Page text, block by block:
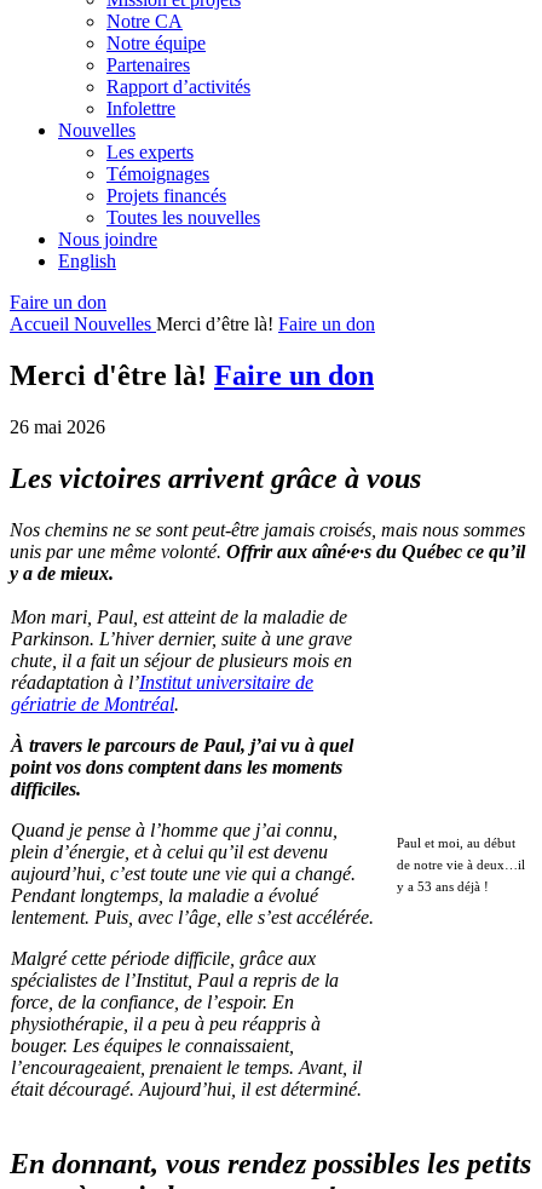
Notre CA
Notre équipe
Partenaires
Rapport d’activités
Infolettre
Nouvelles
Les experts
Témoignages
Projets financés
Toutes les nouvelles
Nous joindre
English
Faire un don
Accueil Nouvelles Merci d’être là! Faire un don
Merci d'être là! Faire un don
26 mai 2026
Les victoires arrivent grâce à vous
Nos chemins ne se sont peut-être jamais croisés, mais nous sommes
unis par une même volonté. Offrir aux aîné·e·s du Québec ce qu’il
y a de mieux.
Mon mari, Paul, est atteint de la maladie de
Parkinson. L’hiver dernier, suite à une grave
chute, il a fait un séjour de plusieurs mois en
réadaptation à l’Institut universitaire de
gériatrie de Montréal.
À travers le parcours de Paul, j’ai vu à quel
point vos dons comptent dans les moments
difficiles.
Quand je pense à l’homme que j’ai connu,
plein d’énergie, et à celui qu’il est devenu
aujourd’hui, c’est toute une vie qui a changé.
Pendant longtemps, la maladie a évolué
lentement. Puis, avec l’âge, elle s’est accélérée.
Malgré cette période difficile, grâce aux
spécialistes de l’Institut, Paul a repris de la
force, de la confiance, de l’espoir. En
physiothérapie, il a peu à peu réappris à
bouger. Les équipes le connaissaient,
l’encourageaient, prenaient le temps. Avant, il
était découragé. Aujourd’hui, il est déterminé.
Paul et moi, au début
de notre vie à deux…il
y a 53 ans déjà !
En donnant, vous rendez possibles les petits